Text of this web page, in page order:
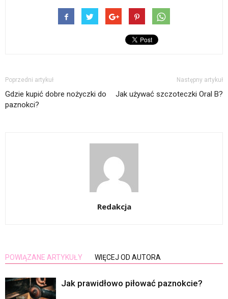
Poprzedni artykuł
Gdzie kupić dobre nożyczki do
paznokci?
Następny artykuł
Jak używać szczoteczki Oral B?
Redakcja
POWIĄZANE ARTYKUŁY WIĘCEJ OD AUTORA
Jak prawidłowo piłować paznokcie?